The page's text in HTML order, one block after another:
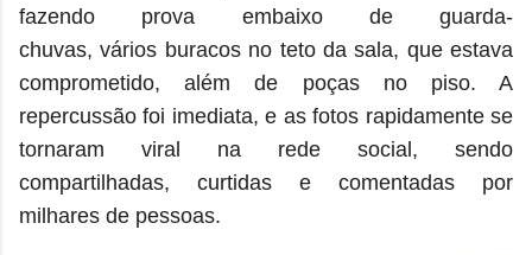
fazendo prova embaixo de guarda-
chuvas, vários buracos no teto da sala, que estava
comprometido, além de poças no piso. A
repercussão foi imediata, e as fotos rapidamente se
tornaram viral na rede social, sendo
compartilhadas, curtidas e comentadas por
milhares de pessoas.